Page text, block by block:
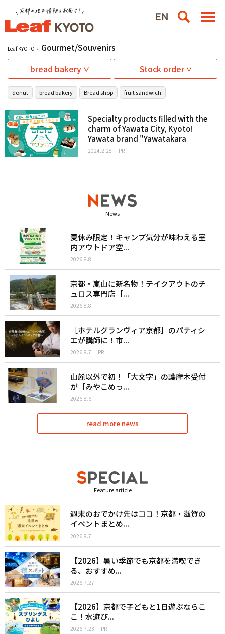
Leaf KYOTO
Gourmet/Souvenirs
bread bakery
Stock order
donut bread bakery Bread shop fruit sandwich
Specialty products filled with the
charm of Yawata City, Kyoto!
Yawata brand "Yawatakara
2024.2.28 PR
News
夏休み限定！キャンプ気分が味わえる室
内アウトドア空...
2026.8.8
京都・嵐山に新名物！テイクアウトのチ
ュロス専門店［...
2026.8.8
［ホテルグランヴィア京都］のパティシ
エが講師に！市...
2026.8.7 PR
山麓以外で初！「大文字」の護摩木受付
が［みやこめっ...
2026.8.6
read more news
Feature article
週末のおでかけ先はココ！京都・滋賀の
イベントまとめ...
2026.8.7
【2026】暑い季節でも京都を満喫でき
る、おすすめ...
2026.7.27
【2026】京都で子どもと1日遊ぶならこ
こ！水遊び...
2026.7.23 PR